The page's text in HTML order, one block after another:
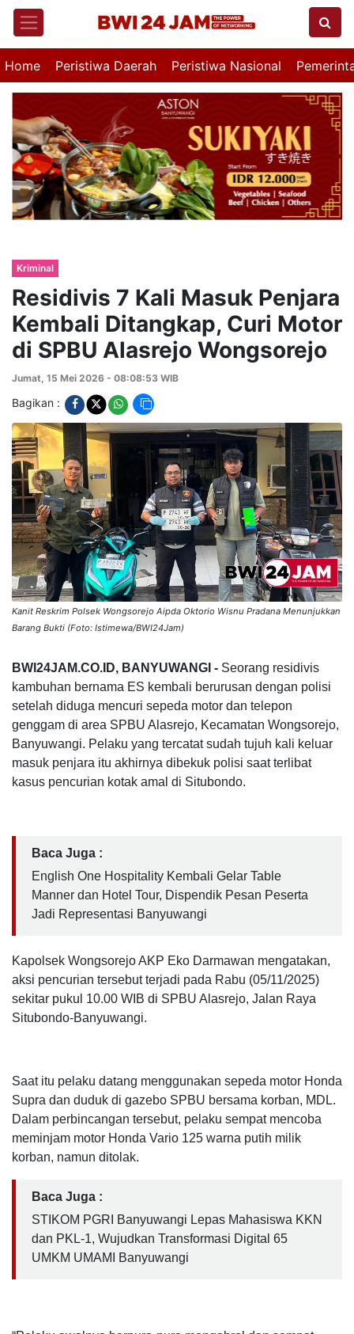
Home Peristiwa Daerah Peristiwa Nasional
Kriminal
Residivis 7 Kali Masuk Penjara
Kembali Ditangkap, Curi Motor
di SPBU Alasrejo Wongsorejo
Jumat, 15 Mei 2026 - 08:08:53 WIB
Bagikan :
Kanit Reskrim Polsek Wongsorejo Aipda Oktorio Wisnu Pradana Menunjukkan
Barang Bukti (Foto: Istimewa/BWI24Jam)
BWI24JAM.CO.ID, BANYUWANGI - Seorang residivis
kambuhan bernama ES kembali berurusan dengan polisi
setelah diduga mencuri sepeda motor dan telepon
genggam di area SPBU Alasrejo, Kecamatan Wongsorejo,
Banyuwangi. Pelaku yang tercatat sudah tujuh kali keluar
masuk penjara itu akhirnya dibekuk polisi saat terlibat
kasus pencurian kotak amal di Situbondo.
Baca Juga :
English One Hospitality Kembali Gelar Table
Manner dan Hotel Tour, Dispendik Pesan Peserta
Jadi Representasi Banyuwangi
Kapolsek Wongsorejo AKP Eko Darmawan mengatakan,
aksi pencurian tersebut terjadi pada Rabu (05/11/2025)
sekitar pukul 10.00 WIB di SPBU Alasrejo, Jalan Raya
Situbondo-Banyuwangi.
Saat itu pelaku datang menggunakan sepeda motor Honda
Supra dan duduk di gazebo SPBU bersama korban, MDL.
Dalam perbincangan tersebut, pelaku sempat mencoba
meminjam motor Honda Vario 125 warna putih milik
korban, namun ditolak.
Baca Juga :
STIKOM PGRI Banyuwangi Lepas Mahasiswa KKN
dan PKL-1, Wujudkan Transformasi Digital 65
UMKM UMAMI Banyuwangi